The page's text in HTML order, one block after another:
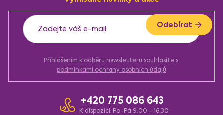
Přihlášením k odběru newsletteru souhlasíte s
podmínkami ochrany osobních údajů
Odebírat
+420 775 086 643
K dispozici: Po-Pá 9:00 - 16:30